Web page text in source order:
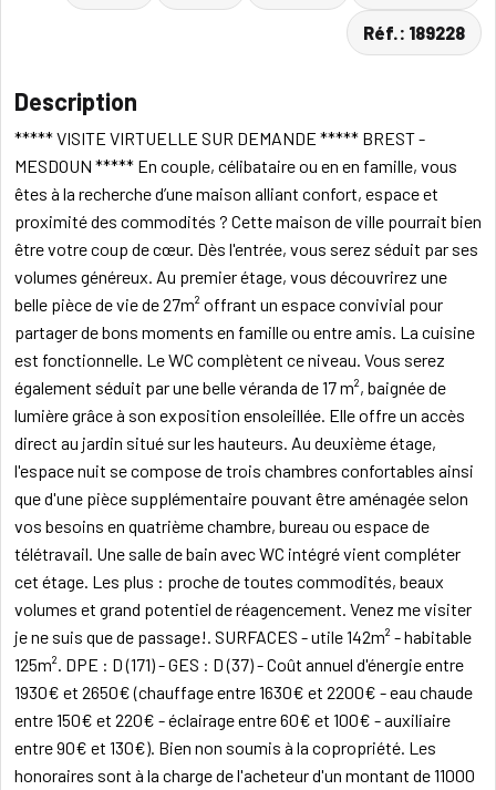
Réf.: 189228
Description
***** VISITE VIRTUELLE SUR DEMANDE ***** BREST -
MESDOUN ***** En couple, célibataire ou en en famille, vous
êtes à la recherche d’une maison alliant confort, espace et
proximité des commodités ? Cette maison de ville pourrait bien
être votre coup de cœur. Dès l'entrée, vous serez séduit par ses
volumes généreux. Au premier étage, vous découvrirez une
belle pièce de vie de 27m² offrant un espace convivial pour
partager de bons moments en famille ou entre amis. La cuisine
est fonctionnelle. Le WC complètent ce niveau. Vous serez
également séduit par une belle véranda de 17 m², baignée de
lumière grâce à son exposition ensoleillée. Elle offre un accès
direct au jardin situé sur les hauteurs. Au deuxième étage,
l'espace nuit se compose de trois chambres confortables ainsi
que d'une pièce supplémentaire pouvant être aménagée selon
vos besoins en quatrième chambre, bureau ou espace de
télétravail. Une salle de bain avec WC intégré vient compléter
cet étage. Les plus : proche de toutes commodités, beaux
volumes et grand potentiel de réagencement. Venez me visiter
je ne suis que de passage!. SURFACES - utile 142m² - habitable
125m². DPE : D (171) - GES : D (37) - Coût annuel d'énergie entre
1930€ et 2650€ (chauffage entre 1630€ et 2200€ - eau chaude
entre 150€ et 220€ - éclairage entre 60€ et 100€ - auxiliaire
entre 90€ et 130€). Bien non soumis à la copropriété. Les
honoraires sont à la charge de l'acheteur d'un montant de 11000